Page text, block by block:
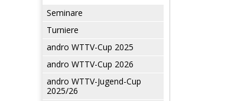
Seminare
Turniere
andro WTTV-Cup 2025
andro WTTV-Cup 2026
andro WTTV-Jugend-Cup
2025/26